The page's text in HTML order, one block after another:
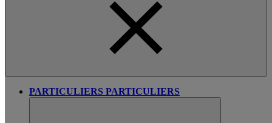
PARTICULIERS PARTICULIERS